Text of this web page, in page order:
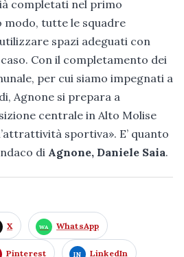
completati nel primo
modo, tutte le squadre
spazi adeguati con
Con il completamento dei
per cui siamo impegnati a
Agnone si prepara a
centrale in Alto Molise
sportiva». E’ quanto
di Agnone, Daniele Saia.
X WhatsApp
Pinterest LinkedIn